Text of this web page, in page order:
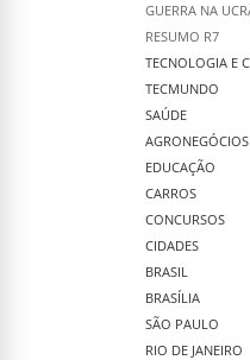
GUERRA NA
RESUMO R7
TECNOLOGIA E
TECMUNDO
SAÚDE
AGRONEGÓCIOS
EDUCAÇÃO
CARROS
CONCURSOS
CIDADES
BRASIL
BRASÍLIA
SÃO PAULO
RIO DE JANEIRO